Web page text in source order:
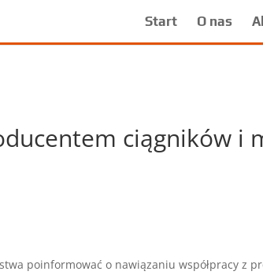
Start O nas
ciągników i
poinformować o nawiązaniu współpracy z